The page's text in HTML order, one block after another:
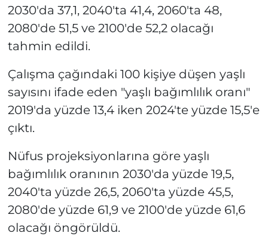
2030'da 37,1, 2040'ta 41,4, 2060'ta 48,
2080'de 51,5 ve 2100'de 52,2 olacağı
tahmin edildi.
Çalışma çağındaki 100 kişiye düşen yaşlı
sayısını ifade eden "yaşlı bağımlılık oranı"
2019'da yüzde 13,4 iken 2024'te yüzde 15,5'e
çıktı.
Nüfus projeksiyonlarına göre yaşlı
bağımlılık oranının 2030'da yüzde 19,5,
2040'ta yüzde 26,5, 2060'ta yüzde 45,5,
2080'de yüzde 61,9 ve 2100'de yüzde 61,6
olacağı öngörüldü.